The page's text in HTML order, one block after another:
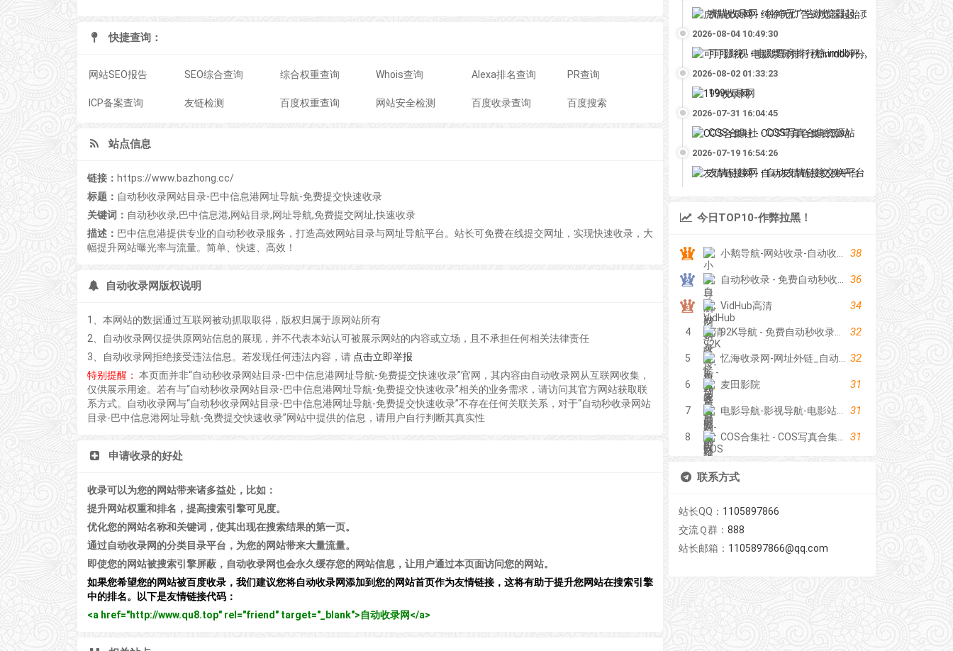
快捷查询：
网站SEO报告 SEO综合查询 综合权重查询 Whois查询 Alexa排名查询 PR查询
ICP备案查询 友链检测 百度权重查询 网站安全检测 百度收录查询 百度搜索
站点信息
链接： https://www.bazhong.cc/
标题： 自动秒收录网站目录-巴中信息港网址导航-免费提交快速收录
关键词： 自动秒收录,巴中信息港,网站目录,网址导航,免费提交网址,快速收录
描述： 巴中信息港提供专业的自动秒收录服务，打造高效网站目录与网址导航平台。站长可免费在线提交网址，实现快速收录，大
幅提升网站曝光率与流量。简单、快速、高效！
自动收录网版权说明
1、本网站的数据通过互联网被动抓取取得，版权归属于原网站所有
2、自动收录网仅提供原网站信息的展现，并不代表本站认可被展示网站的内容或立场，且不承担任何相关法律责任
3、自动收录网拒绝接受违法信息。若发现任何违法内容，请 点击立即举报
特别提醒： 本页面并非“自动秒收录网站目录-巴中信息港网址导航-免费提交快速收录”官网，其内容由自动收录网从互联网收集，
仅供展示用途。若有与“自动秒收录网站目录-巴中信息港网址导航-免费提交快速收录”相关的业务需求，请访问其官方网站获取联
系方式。自动收录网与“自动秒收录网站目录-巴中信息港网址导航-免费提交快速收录”不存在任何关联关系，对于“自动秒收录网站
目录-巴中信息港网址导航-免费提交快速收录”网站中提供的信息，请用户自行判断其真实性
申请收录的好处
收录可以为您的网站带来诸多益处，比如：
提升网站权重和排名，提高搜索引擎可见度。
优化您的网站名称和关键词，使其出现在搜索结果的第一页。
通过自动收录网的分类目录平台，为您的网站带来大量流量。
即使您的网站被搜索引擎屏蔽，自动收录网也会永久缓存您的网站信息，让用户通过本页面访问您的网站。
如果您希望您的网站被百度收录，我们建议您将自动收录网添加到您的网站首页作为友情链接，这将有助于提升您网站在搜索引擎
中的排名。以下是友情链接代码：
<a href="http://www.qu8.top" rel="friend" target="_blank">自动收录网</a>
虎喵收录网 - 纯净无广告浏览器起始页
2026-08-04 10:49:30
可可影视 - 电影票房排行榜,imdb评分,影评,找最好看的影视
2026-08-02 01:33:23
199收录网
2026-07-31 16:04:45
COS合集社 - COS写真合集资源站
2026-07-19 16:54:26
友情链接网 - 自动友情链接交换平台
今日TOP10-作弊拉黑！
38
36
VidHub高清 34
4 32
5 32
6 麦田影院 31
7 31
8 31
联系方式
站长QQ： 1105897866
交流Ｑ群：888
站长邮箱： 1105897866@qq.com